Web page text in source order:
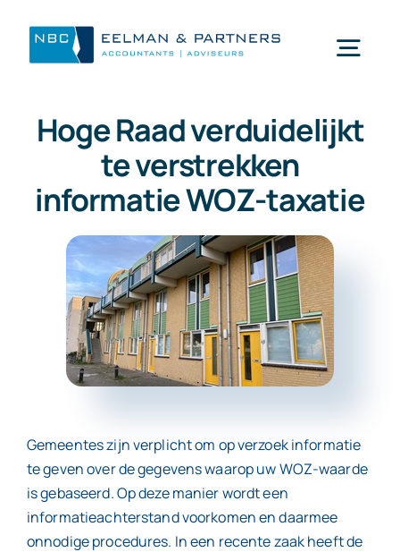
inhoud
Wat doen wij
Wie zijn wij
Mijn NBC Eelman & Partners
Nieuws
Werken bij
Contact
Hoge Raad verduidelijkt
te verstrekken
informatie WOZ-taxatie
Gemeentes zijn verplicht om op verzoek informatie
te geven over de gegevens waarop uw WOZ-waarde
is gebaseerd. Op deze manier wordt een
informatieachterstand voorkomen en daarmee
onnodige procedures. In een recente zaak heeft de